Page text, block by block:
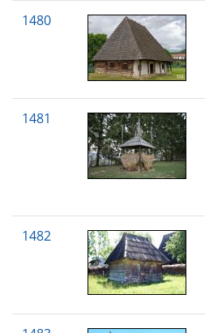
1480
1481
1482